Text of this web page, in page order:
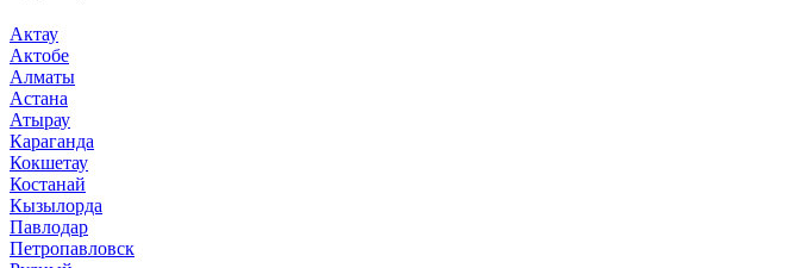
Актау
Актобе
Алматы
Астана
Атырау
Караганда
Кокшетау
Костанай
Кызылорда
Павлодар
Петропавловск